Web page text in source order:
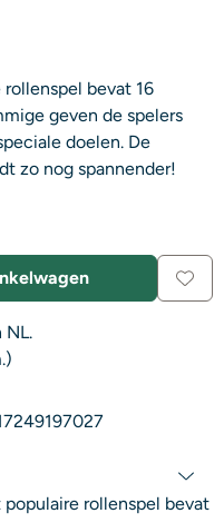
bevat 16
geven de spelers
doelen. De
zo nog spannender!
NL.
rollenspel bevat